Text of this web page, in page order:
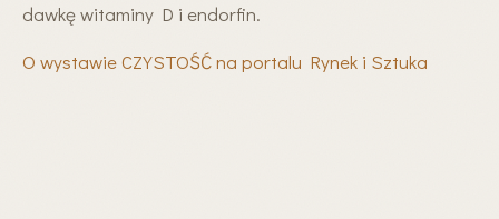
dawkę witaminy D i endorfin.
O wystawie CZYSTOŚĆ na portalu Rynek i Sztuka